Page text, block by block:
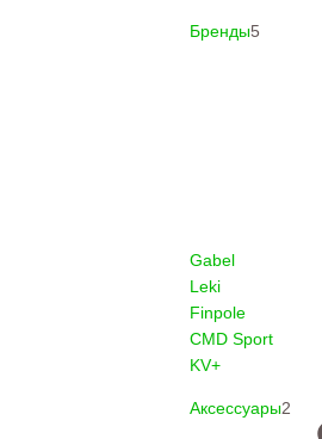
Бренды5
Gabel
Leki
Finpole
CMD Sport
KV+
Аксессуары2